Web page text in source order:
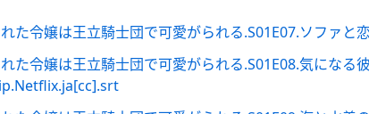
た令嬢は王立騎士団で可愛がられる.S01E07.ソファ
た令嬢は王立騎士団で可愛がられる.S01E08.気にな